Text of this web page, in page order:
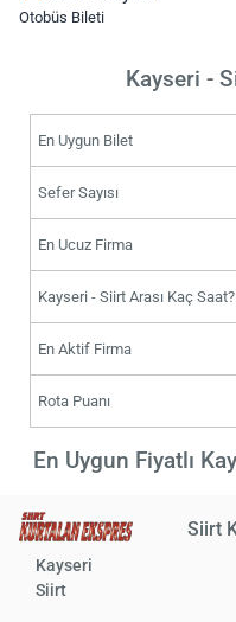
Otobüs Bileti
Kayseri -
En Uygun Bilet
Sefer Sayısı
En Ucuz Firma
Kayseri - Siirt Arası Kaç Saat?
En Aktif Firma
Rota Puanı
En Uygun Fiyatlı
Siirt
Kayseri
Siirt